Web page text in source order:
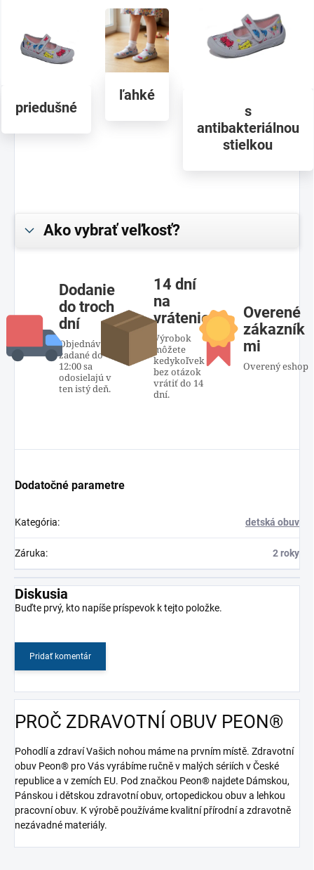
priedušné
ľahké
s
antibakteriálnou
stielkou
Ako vybrať veľkosť?
Dodanie
do troch
dní
Objednávky
zadané do
12:00 sa
odosielajú v
ten istý deň.
14 dní
na
vrátenie
Výrobok
môžete
kedykoľvek
bez otázok
vrátiť do 14
dní.
Overené
zákazník
mi
Overený eshop
Dodatočné parametre
Kategória: detská obuv
Záruka: 2 roky
Diskusia
Buďte prvý, kto napíše príspevok k tejto položke.
Pridať komentár
PROČ ZDRAVOTNÍ OBUV PEON®
Pohodlí a zdraví Vašich nohou máme na prvním místě. Zdravotní
obuv Peon® pro Vás vyrábíme ručně v malých sériích v České
republice a v zemích EU. Pod značkou Peon® najdete Dámskou,
Pánskou i dětskou zdravotní obuv, ortopedickou obuv a lehkou
pracovní obuv. K výrobě používáme kvalitní přírodní a zdravotně
nezávadné materiály.